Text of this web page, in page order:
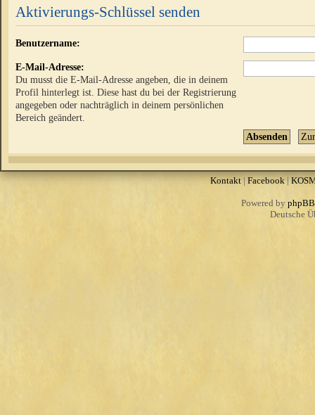
Aktivierungs-Schlüssel senden
Benutzername:
E-Mail-Adresse:
Du musst die E-Mail-Adresse angeben, die in deinem
Profil hinterlegt ist. Diese hast du bei der Registrierung
angegeben oder nachträglich in deinem persönlichen
Bereich geändert.
Kontakt| Facebook |
Powered by phpBB
Deutsche